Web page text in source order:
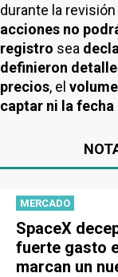
durante la revisión
acciones no
registro sea
definieron
precios, el
captar ni la fecha
MERCADO
SpaceX
fuerte gasto
marcan un